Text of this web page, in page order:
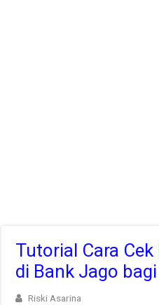
Tutorial Cara
di Bank Jago
Riski Asarina